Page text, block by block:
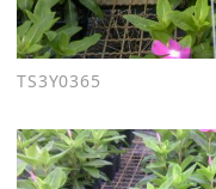
TS3Y0365